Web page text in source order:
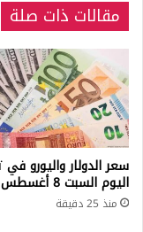
مقالات ذات صلة
سعر الدولار واليورو في
اليوم السبت 8 أغسطس 2026
منذ 25 دقيقة